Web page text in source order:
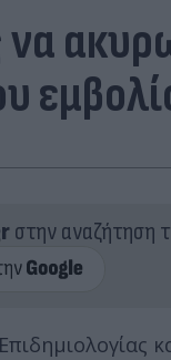
στην αναζήτηση